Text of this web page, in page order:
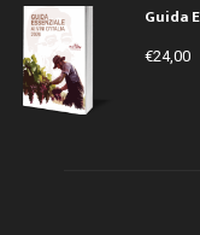
Guida
€24,00